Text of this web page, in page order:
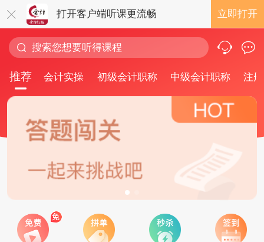
打开客户端听课更流畅 立即打开
推荐 会计实操 初级会计职称 中级会计职称 注